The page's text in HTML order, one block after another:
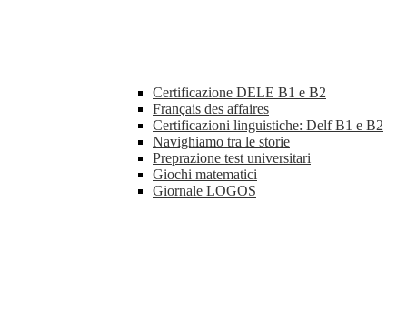
Certificazione DELE B1 e B2
Français des affaires
Certificazioni linguistiche: Delf B1 e B2
Navighiamo tra le storie
Preprazione test universitari
Giochi matematici
Giornale LOGOS